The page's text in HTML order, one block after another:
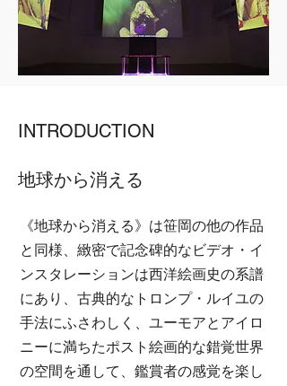
INTRODUCTION
地球から消える
《地球から消える》は笹岡の他の作品
と同様、緻密で記念碑的なビデオ・イ
ンスタレーションは西洋絵画史の系譜
にあり、古典的なトロンプ・ルイユの
手法にふさわしく、ユーモアとアイロ
ニーに満ちたポスト絵画的な錯覚世界
の空間を通して、鑑賞者の感覚を楽し